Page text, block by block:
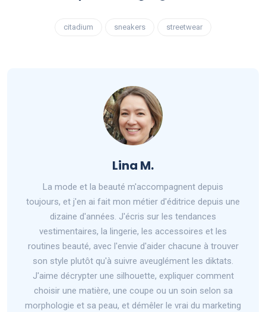
citadium sneakers streetwear
Lina M.
La mode et la beauté m'accompagnent depuis
toujours, et j'en ai fait mon métier d'éditrice depuis une
dizaine d'années. J'écris sur les tendances
vestimentaires, la lingerie, les accessoires et les
routines beauté, avec l'envie d'aider chacune à trouver
son style plutôt qu'à suivre aveuglément les diktats.
J'aime décrypter une silhouette, expliquer comment
choisir une matière, une coupe ou un soin selon sa
morphologie et sa peau, et démêler le vrai du marketing